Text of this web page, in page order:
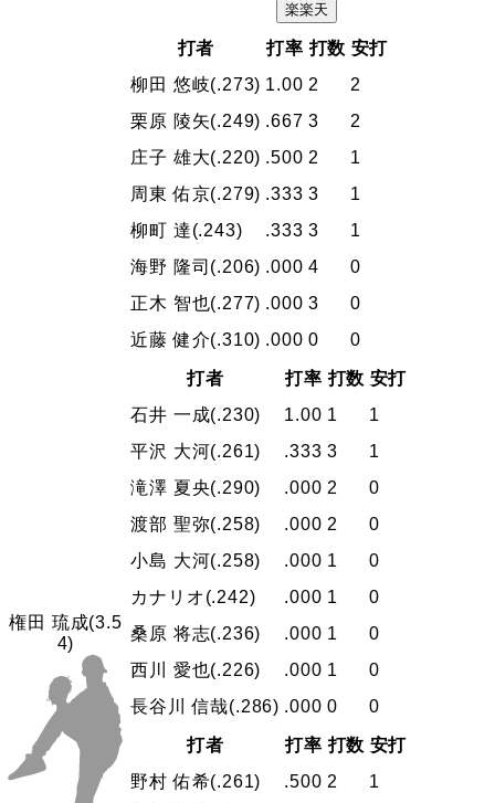
楽楽天
権田 琉成(3.5
4)
打者 打率 打数 安打
柳田 悠岐(.273) 1.00 2
2
栗原 陵矢(.249) .667 3
2
庄子 雄大(.220) .500 2
1
周東 佑京(.279) .333 3
1
柳町 達(.243) .333 3
1
海野 隆司 (.206) .000 4
0
正木 智也(.277) .000 3
0
近藤 健介(.310) .000 0 0
打者 打率 打数 安打
石井 一成(.230) 1.00 1
1
平沢 大河(.261) .333 3
1
滝澤 夏央(.290) .000 2
0
渡部 聖弥(.258) .000 2
0
小島 大河(.258) .000 1
0
カナリオ(.242) .000 1
0
桑原 将志(.236) .000 1
0
西川 愛也(.226) .000 1
0
長谷川 信哉(.286) .000 0 0
打者 打率 打数 安打
野村 佑希(.261) .500 2
1